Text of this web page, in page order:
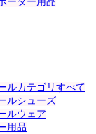
ルカテゴリすべて
ルシューズ
ルウェア
用品